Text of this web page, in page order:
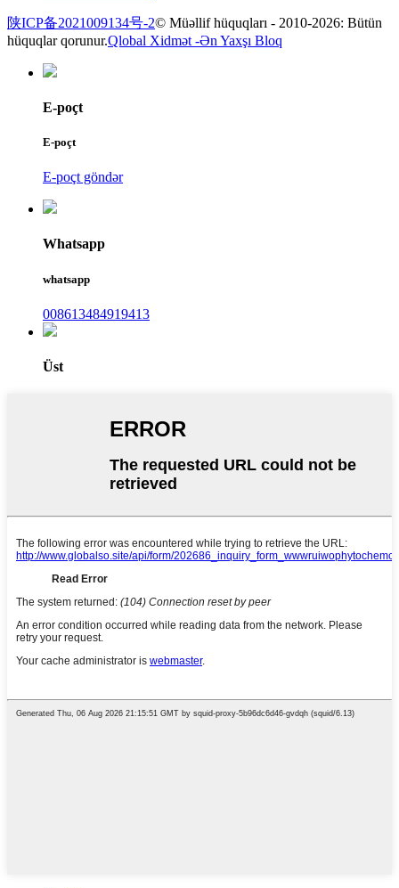
陕ICP备2021009134号-2© Müəllif hüquqları - 2010-2026: Bütün
hüquqlar qorunur.Qlobal Xidmət -Ən Yaxşı Bloq
E-poçt
E-poçt
E-poçt göndər
Whatsapp
whatsapp
008613484919413
Üst